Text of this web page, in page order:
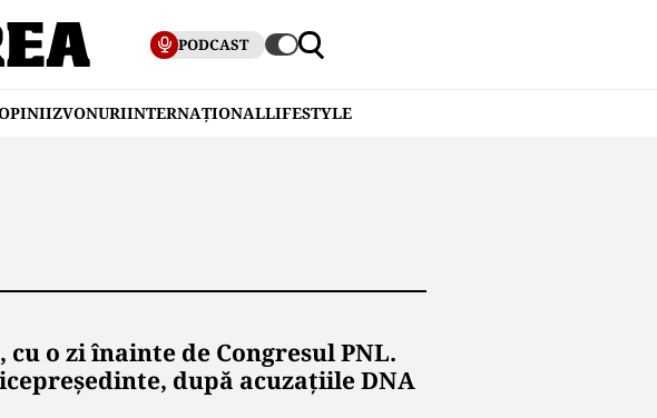
PODCAST
ZVONURIINTERNAȚIONALLIFESTYLE
o zi înainte de Congresul PNL.
după acuzațiile DNA